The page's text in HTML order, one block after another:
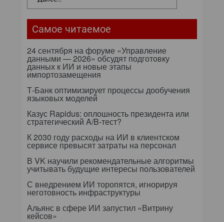
Самое читаемое
24 сентября на форуме «Управление
данными — 2026» обсудят подготовку
данных к ИИ и новые этапы
импортозамещения
Т-Банк оптимизирует процессы дообучения
языковых моделей
Казус Rapidus: оплошность президента или
стратегический A/B-тест?
К 2030 году расходы на ИИ в клиентском
сервисе превысят затраты на персонал
В VK научили рекомендательные алгоритмы
учитывать будущие интересы пользователей
С внедрением ИИ торопятся, игнорируя
неготовность инфраструктуры
Альянс в сфере ИИ запустил «Витрину
кейсов»